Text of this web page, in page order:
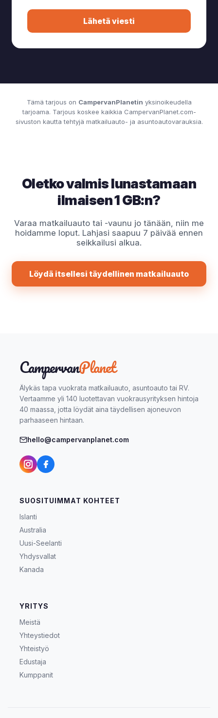
Lähetä viesti
Tämä tarjous on CampervanPlanetin yksinoikeudella
tarjoama. Tarjous koskee kaikkia CampervanPlanet.com-
sivuston kautta tehtyjä matkailuauto- ja asuntoautovarauksia.
Oletko valmis lunastamaan
ilmaisen 1 GB:n?
Varaa matkailuauto tai -vaunu jo tänään, niin me
hoidamme loput. Lahjasi saapuu 7 päivää ennen
seikkailusi alkua.
Löydä itsellesi täydellinen matkailuauto
CampervanPlanet
Älykäs tapa vuokrata matkailuauto, asuntoauto tai RV.
Vertaamme yli 140 luotettavan vuokrausyrityksen hintoja
40 maassa, jotta löydät aina täydellisen ajoneuvon
parhaaseen hintaan.
hello@campervanplanet.com
SUOSITUIMMAT KOHTEET
Islanti
Australia
Uusi-Seelanti
Yhdysvallat
Kanada
YRITYS
Meistä
Yhteystiedot
Yhteistyö
Edustaja
Kumppanit